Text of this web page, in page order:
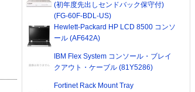
(初年度先出しセンドバック保守付)
(FG-60F-BDL-US)
Hewlett-Packard HP LCD 8500 コンソ
ール (AF642A)
IBM Flex System コンソール・ブレイ
クアウト・ケーブル (81Y5286)
Fortinet Rack Mount Tray